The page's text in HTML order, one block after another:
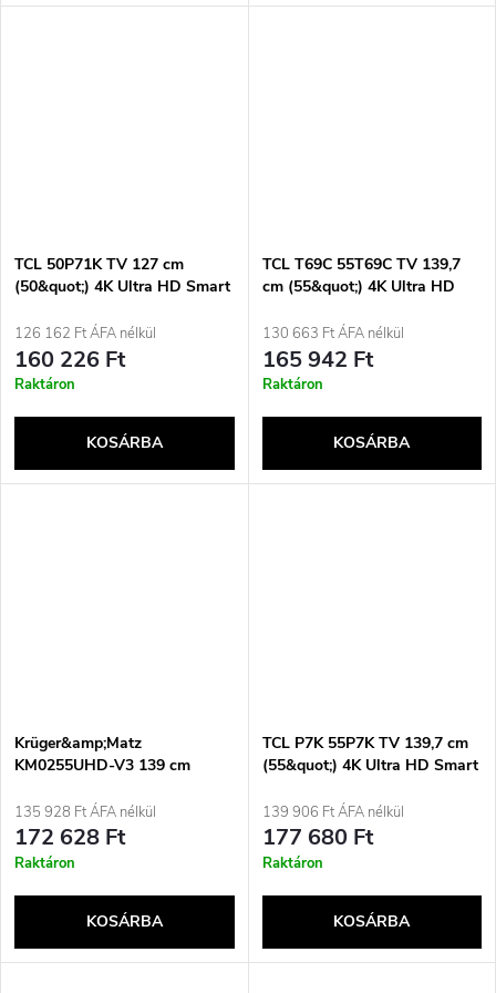
TCL 50P71K TV 127 cm
(50&quot;) 4K Ultra HD Smart
126 162 Ft ÁFA nélkül
160 226 Ft
Raktáron
KOSÁRBA
TCL T69C 55T69C TV 139,7
cm (55&quot;) 4K Ultra HD
350 cd/m²
130 663 Ft ÁFA nélkül
165 942 Ft
Raktáron
KOSÁRBA
Krüger&amp;Matz
KM0255UHD-V3 139 cm
Wi-Fi Fekete
135 928 Ft ÁFA nélkül
172 628 Ft
Raktáron
KOSÁRBA
TCL P7K 55P7K TV 139,7 cm
(55&quot;) 4K Ultra HD Smart
cd/m²
139 906 Ft ÁFA nélkül
177 680 Ft
Raktáron
KOSÁRBA